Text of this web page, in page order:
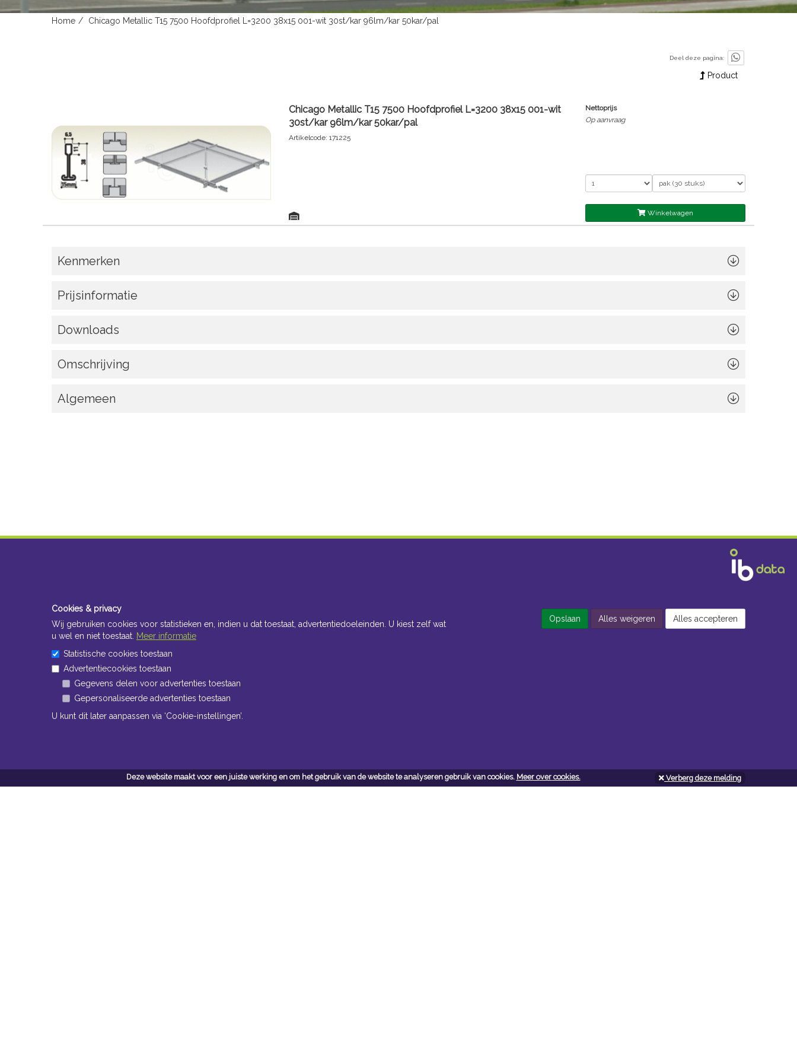
Deze website maakt voor een juiste werking en om het gebruik van de website te analyseren gebruik van cookies. Meer over cookies. Verberg deze melding
Home Chicago Metallic T15 7500 Hoofdprofiel L=3200 38x15 001-wit 30st/kar 96lm/kar 50kar/pal
Deel deze pagina:
Product
Chicago Metallic T15 7500 Hoofdprofiel L=3200 38x15 001-wit
30st/kar 96lm/kar 50kar/pal
Artikelcode: 171225
Nettoprijs
Op aanvraag
Winkelwagen
Kenmerken
Prijsinformatie
Downloads
Omschrijving
Algemeen
Cookies & privacy
Wij gebruiken cookies voor statistieken en, indien u dat toestaat, advertentiedoeleinden. U kiest zelf wat
u wel en niet toestaat. Meer informatie
Statistische cookies toestaan
Advertentiecookies toestaan
Gegevens delen voor advertenties toestaan
Gepersonaliseerde advertenties toestaan
U kunt dit later aanpassen via ‘Cookie-instellingen’.
Opslaan Alles weigeren Alles accepteren